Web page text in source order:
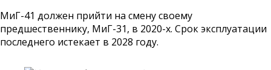
МиГ-41 должен прийти на смену своему
предшественнику, МиГ-31, в 2020-х. Срок эксплуатации
последнего истекает в 2028 году.